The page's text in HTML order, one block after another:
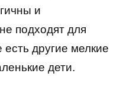
и
подходят для
другие мелкие
дети.